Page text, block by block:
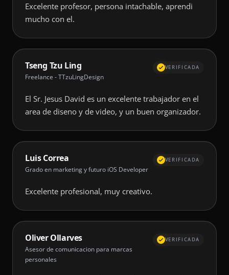
Excelente profesor, persona intachable, aprendi
mucho con el.
Tseng Tzu Ling
Freelance - TTzuLingDesign
VERIFICADA
El Sr. Jesus David es un excelente trabajador en el
area de diseno y de video, y un buen organizador.
Luis Correa
Grado en marketing y futuro iOS Developer
VERIFICADA
Excelente profesional, muy creativo.
Oliver Ollarves
Asesor de comunicacion para marcas
personales
VERIFICADA